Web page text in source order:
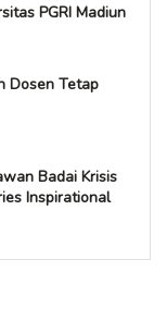
PGRI Madiun
Dosen Tetap
Badai Krisis
Inspirational